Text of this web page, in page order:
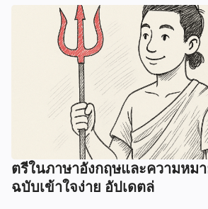
ตรีในภาษาอังกฤษและความหม
ฉบับเข้าใจง่าย อัปเดตล่